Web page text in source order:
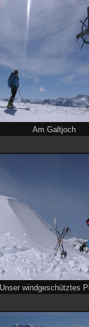
Am Galtjoch
Unser windgeschütztes